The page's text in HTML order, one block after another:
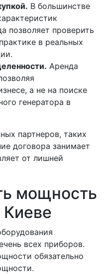
В большинстве
позволяет проверить
в реальных
Аренда
а не на поиске
генератора в
партнеров, таких
договора занимает
от лишней
мощность
Киеве
всех приборов.
обязательно